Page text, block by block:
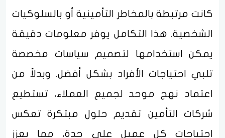
كانت مرتبطة بالمخاطر التأمينية أو بالسلوكيات
الشخصية. هذا التكامل يوفر معلومات دقيقة
يمكن استخدامها لتصميم سياسات مخصصة
تلبي احتياجات الأفراد بشكل أفضل. وبدلاً من
اعتماد نهج موحد لجميع العملاء، تستطيع
شركات التأمين تقديم حلول مبتكرة تعكس
احتياجات كل عميل على حدة، مما يعزز